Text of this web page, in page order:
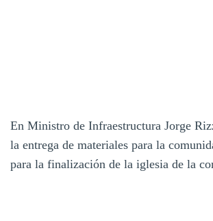
En Ministro de Infraestructura Jorge
la entrega de materiales para la
para la finalización de la iglesia de la